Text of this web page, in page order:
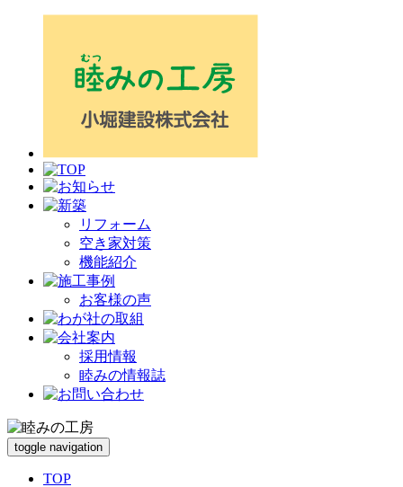
リフォーム
空き家対策
機能紹介
お客様の声
採用情報
睦みの情報誌
toggle navigation
TOP